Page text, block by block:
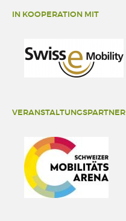
IN KOOPERATION MIT
VERANSTALTUNGSPARTNER